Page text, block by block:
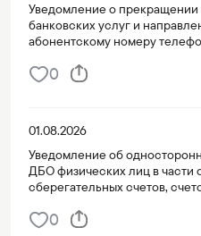
Уведомление о прекращении
банковских услуг и
абонентскому номеру
0
01.08.2026
Уведомление об
ДБО физических лиц в части
сберегательных счетов,
0